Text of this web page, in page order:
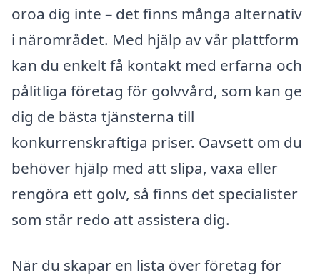
oroa dig inte – det finns många alternativ
i närområdet. Med hjälp av vår plattform
kan du enkelt få kontakt med erfarna och
pålitliga företag för golvvård, som kan ge
dig de bästa tjänsterna till
konkurrenskraftiga priser. Oavsett om du
behöver hjälp med att slipa, vaxa eller
rengöra ett golv, så finns det specialister
som står redo att assistera dig.
När du skapar en lista över företag för